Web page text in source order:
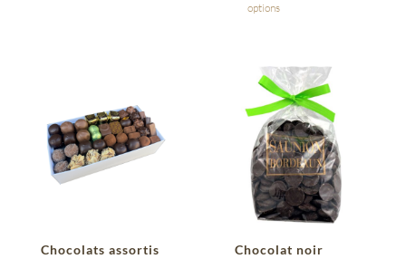
options
Chocolats assortis
Chocolat noir